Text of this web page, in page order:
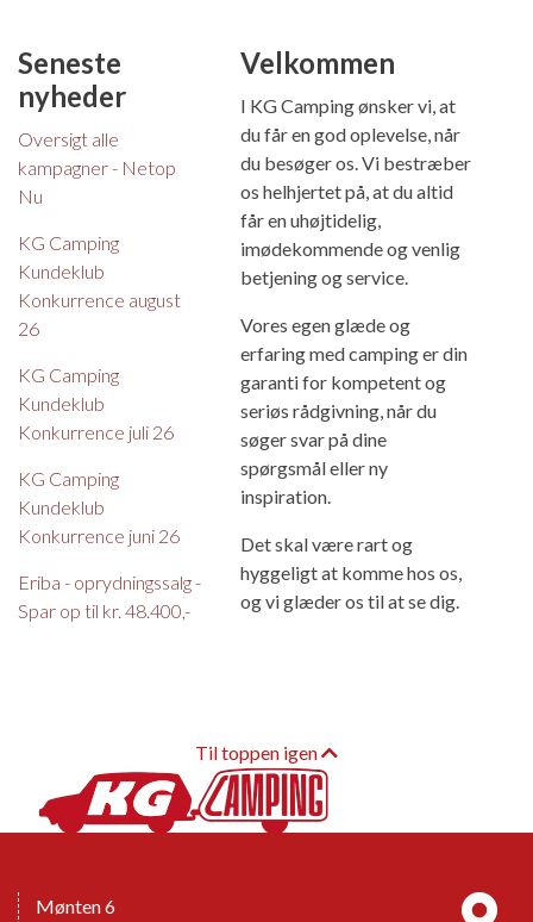
Seneste
nyheder
Oversigt alle
kampagner - Netop
Nu
KG Camping
Kundeklub
Konkurrence august
26
KG Camping
Kundeklub
Konkurrence juli 26
KG Camping
Kundeklub
Konkurrence juni 26
Eriba - oprydningssalg -
Spar op til kr. 48.400,-
Velkommen
I KG Camping ønsker vi, at
du får en god oplevelse, når
du besøger os. Vi bestræber
os helhjertet på, at du altid
får en uhøjtidelig,
imødekommende og venlig
betjening og service.
Vores egen glæde og
erfaring med camping er din
garanti for kompetent og
seriøs rådgivning, når du
søger svar på dine
spørgsmål eller ny
inspiration.
Det skal være rart og
hyggeligt at komme hos os,
og vi glæder os til at se dig.
Til toppen igen
Mønten 6